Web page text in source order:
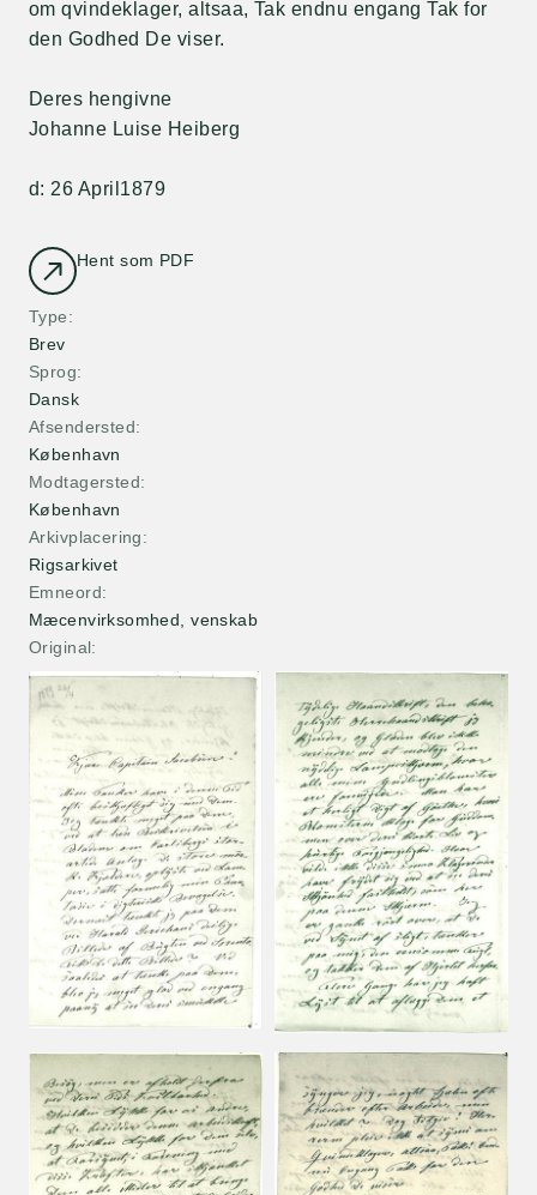
Hent som PDF
Type
Brev
Sprog
Dansk
Afsendersted
København
Modtagersted
København
Arkivplacering
Rigsarkivet
Emneord
Mæcenvirksomhed, venskab
Original
om qvindeklager, altsaa, Tak endnu engang Tak for
den Godhed De viser.
Deres hengivne
Johanne Luise Heiberg
d: 26 April1879